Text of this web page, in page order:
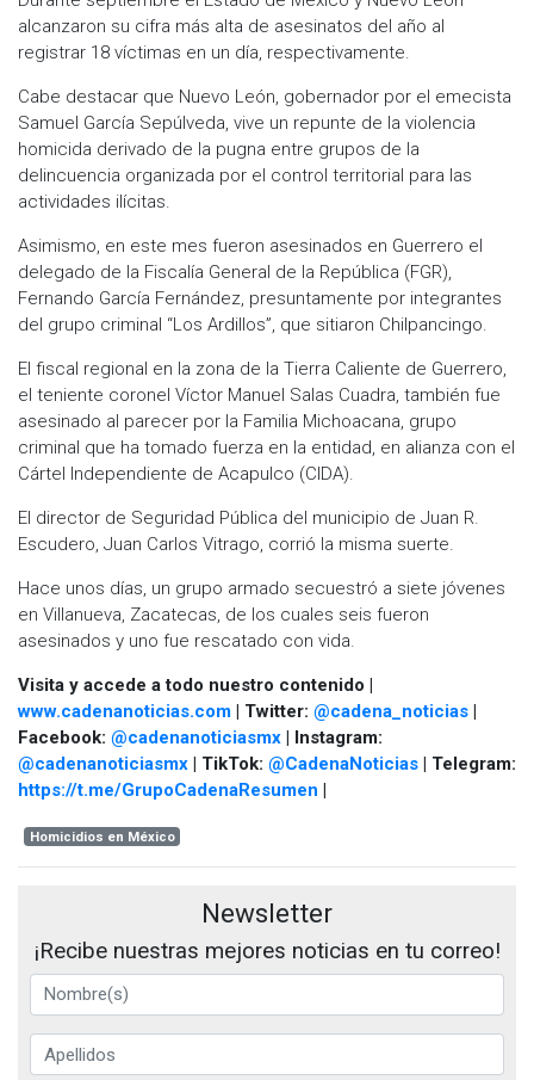
alcanzaron su cifra más alta de asesinatos del año al
registrar 18 víctimas en un día, respectivamente.
Cabe destacar que Nuevo León, gobernador por el emecista
Samuel García Sepúlveda, vive un repunte de la violencia
homicida derivado de la pugna entre grupos de la
delincuencia organizada por el control territorial para las
actividades ilícitas.
Asimismo, en este mes fueron asesinados en Guerrero el
delegado de la Fiscalía General de la República (FGR),
Fernando García Fernández, presuntamente por integrantes
del grupo criminal “Los Ardillos”, que sitiaron Chilpancingo.
El fiscal regional en la zona de la Tierra Caliente de Guerrero,
el teniente coronel Víctor Manuel Salas Cuadra, también fue
asesinado al parecer por la Familia Michoacana, grupo
criminal que ha tomado fuerza en la entidad, en alianza con el
Cártel Independiente de Acapulco (CIDA).
El director de Seguridad Pública del municipio de Juan R.
Escudero, Juan Carlos Vitrago, corrió la misma suerte.
Hace unos días, un grupo armado secuestró a siete jóvenes
en Villanueva, Zacatecas, de los cuales seis fueron
asesinados y uno fue rescatado con vida.
Visita y accede a todo nuestro contenido |
www.cadenanoticias.com | Twitter: @cadena_noticias |
Facebook: @cadenanoticiasmx | Instagram:
@cadenanoticiasmx | TikTok: @CadenaNoticias | Telegram:
https://t.me/GrupoCadenaResumen |
Homicidios en México
Newsletter
¡Recibe nuestras mejores noticias en tu correo!